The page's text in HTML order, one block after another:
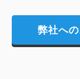
弊社へ